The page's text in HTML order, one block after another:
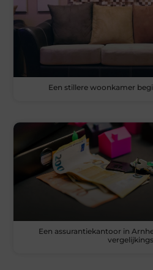
Een stillere woonkamer
Een assurantiekantoor in